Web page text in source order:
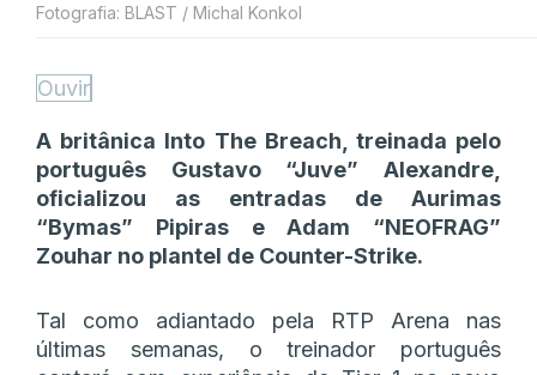
Fotografia: BLAST / Michal Konkol
Ouvir
A britânica Into The Breach, treinada pelo
português Gustavo “Juve” Alexandre,
oficializou as entradas de Aurimas
“Bymas” Pipiras e Adam “NEOFRAG”
Zouhar no plantel de Counter-Strike.
Tal como adiantado pela RTP Arena nas
últimas semanas, o treinador português